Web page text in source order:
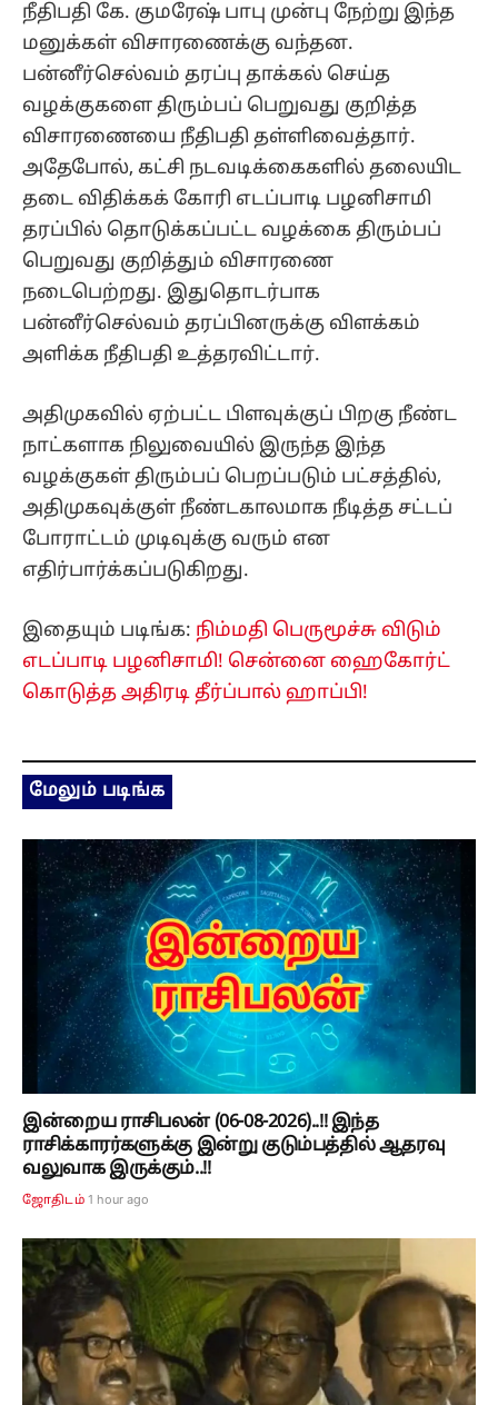
நீதிபதி கே. குமரேஷ் பாபு முன்பு நேற்று இந்த
மனுக்கள் விசாரணைக்கு வந்தன.
பன்னீர்செல்வம் தரப்பு தாக்கல் செய்த
வழக்குகளை திரும்பப் பெறுவது குறித்த
விசாரணையை நீதிபதி தள்ளிவைத்தார்.
அதேபோல், கட்சி நடவடிக்கைகளில் தலையிட
தடை விதிக்கக் கோரி எடப்பாடி பழனிசாமி
தரப்பில் தொடுக்கப்பட்ட வழக்கை திரும்பப்
பெறுவது குறித்தும் விசாரணை
நடைபெற்றது. இதுதொடர்பாக
பன்னீர்செல்வம் தரப்பினருக்கு விளக்கம்
அளிக்க நீதிபதி உத்தரவிட்டார்.
அதிமுகவில் ஏற்பட்ட பிளவுக்குப் பிறகு நீண்ட
நாட்களாக நிலுவையில் இருந்த இந்த
வழக்குகள் திரும்பப் பெறப்படும் பட்சத்தில்,
அதிமுகவுக்குள் நீண்டகாலமாக நீடித்த சட்டப்
போராட்டம் முடிவுக்கு வரும் என
எதிர்பார்க்கப்படுகிறது.
இதையும் படிங்க: நிம்மதி பெருமூச்சு விடும்
எடப்பாடி பழனிசாமி! சென்னை ஹைகோர்ட்
கொடுத்த அதிரடி தீர்ப்பால் ஹாப்பி!
மேலும் படிங்க
இன்றைய ராசிபலன் (06-08-2026)..!! இந்த
ராசிக்காரர்களுக்கு இன்று குடும்பத்தில் ஆதரவு
வலுவாக இருக்கும்..!!
ஜோதிடம் 1 hour ago